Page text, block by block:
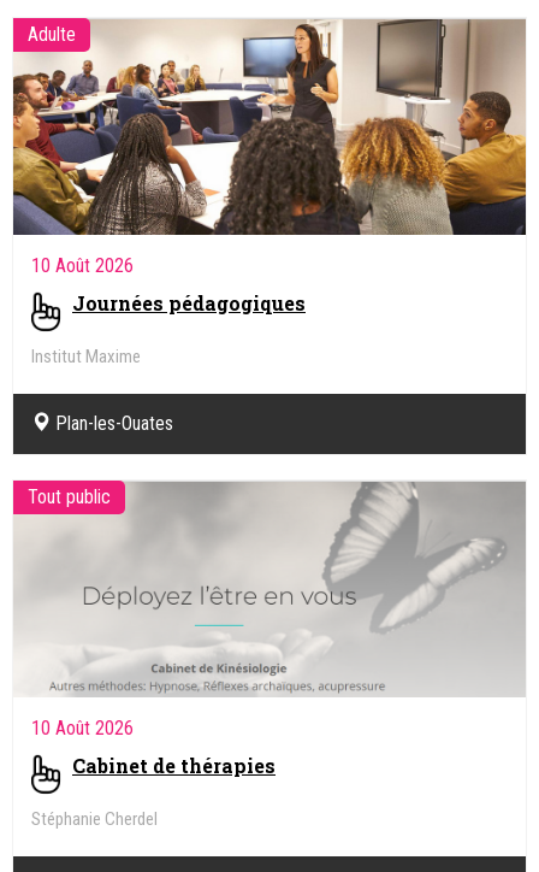
Adulte
10 Août 2026
Journées pédagogiques
Institut Maxime
Plan-les-Ouates
Tout public
10 Août 2026
Cabinet de thérapies
Stéphanie Cherdel